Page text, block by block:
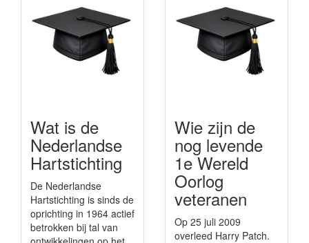
Wat is de
Nederlandse
Hartstichting
De Nederlandse
Hartstichting is sinds de
oprichting in 1964 actief
betrokken bij tal van
Wie zijn de
nog levende
1e Wereld
Oorlog
veteranen
Op 25 juli 2009
overleed Harry Patch.